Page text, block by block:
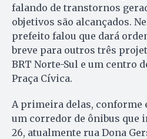
falando de transtornos
objetivos são alcançados.
prefeito falou que dará
breve para outros três
BRT Norte-Sul e um centro
Praça Cívica.
A primeira delas, conforme
um corredor de ônibus que
26, atualmente rua Dona